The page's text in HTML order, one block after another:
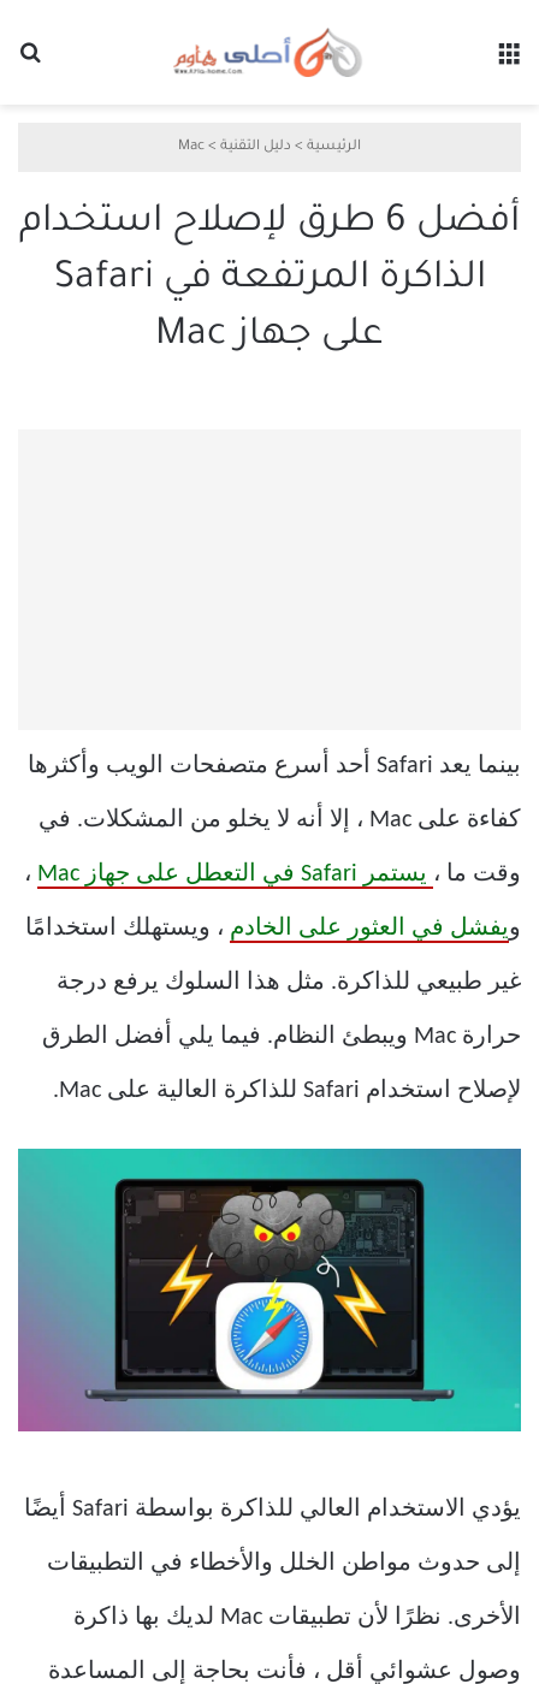
الرئيسية > دليل التقنية >
Mac
أفضل 6 طرق لإصلاح استخدام
الذاكرة المرتفعة في Safari
على جهاز Mac
بينما يعد Safari أحد أسرع متصفحات الويب وأكثرها
كفاءة على Mac ، إلا أنه لا يخلو من المشكلات. في
وقت ما ، يستمر Safari في التعطل على جهاز Mac ،
ويفشل في العثور على الخادم ، ويستهلك استخدامًا
غير طبيعي للذاكرة. مثل هذا السلوك يرفع درجة
حرارة Mac ويبطئ النظام. فيما يلي أفضل الطرق
لإصلاح استخدام Safari للذاكرة العالية على Mac.
يؤدي الاستخدام العالي للذاكرة بواسطة Safari أيضًا
إلى حدوث مواطن الخلل والأخطاء في التطبيقات
الأخرى. نظرًا لأن تطبيقات Mac لديك بها ذاكرة
وصول عشوائي أقل ، فأنت بحاجة إلى المساعدة